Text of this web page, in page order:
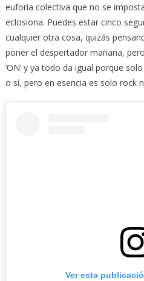
euforia colectiva que no se
eclosiona. Puedes estar cinco
cualquier otra cosa, quizás
poner el despertador mañana,
‘ON’ y ya todo da igual porque
o sí, pero en esencia es solo rock
Ver esta